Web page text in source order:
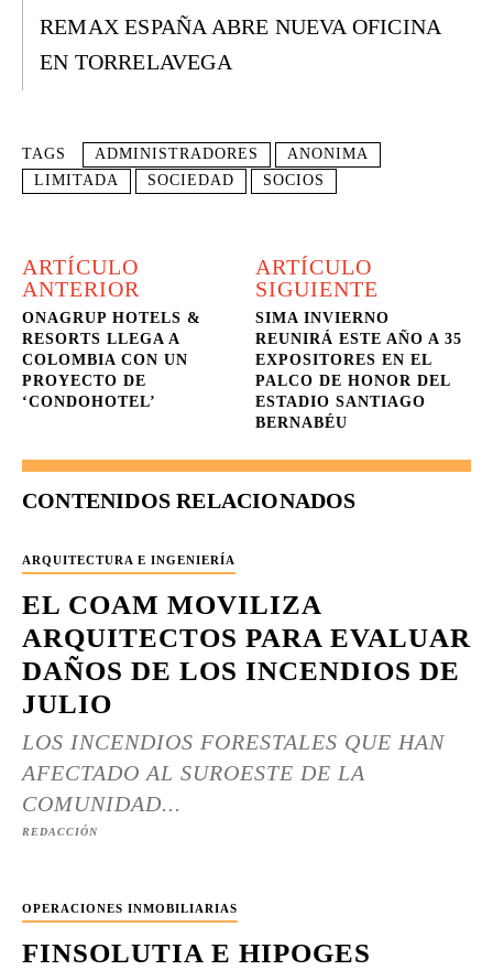
REMAX ESPAÑA ABRE NUEVA OFICINA
EN TORRELAVEGA
TAGS ADMINISTRADORES
ANONIMA
LIMITADA
SOCIEDAD SOCIOS
ARTÍCULO
ANTERIOR
ONAGRUP HOTELS &
RESORTS LLEGA A
COLOMBIA CON UN
PROYECTO DE
‘CONDOHOTEL’
ARTÍCULO
SIGUIENTE
SIMA INVIERNO
REUNIRÁ ESTE AÑO A 35
EXPOSITORES EN EL
PALCO DE HONOR DEL
ESTADIO SANTIAGO
BERNABÉU
CONTENIDOS RELACIONADOS
ARQUITECTURA E INGENIERÍA
EL COAM MOVILIZA
ARQUITECTOS PARA EVALUAR
DAÑOS DE LOS INCENDIOS DE
JULIO
LOS INCENDIOS FORESTALES QUE HAN
AFECTADO AL SUROESTE DE LA
COMUNIDAD...
REDACCIÓN
OPERACIONES INMOBILIARIAS
FINSOLUTIA E HIPOGES